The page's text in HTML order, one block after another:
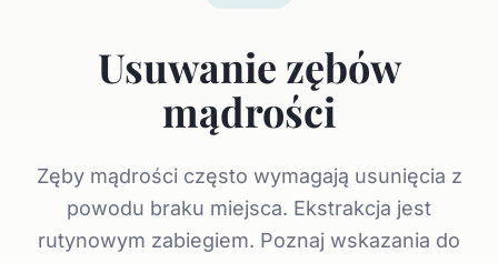
Usuwanie zębów
mądrości
Zęby mądrości często wymagają usunięcia z
powodu braku miejsca. Ekstrakcja jest
rutynowym zabiegiem. Poznaj wskazania do